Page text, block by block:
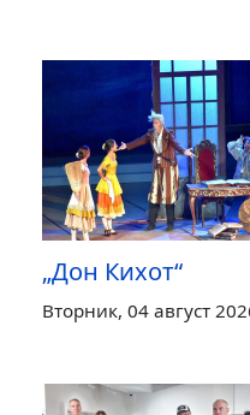
„Дон Кихот“
Вторник, 04 август